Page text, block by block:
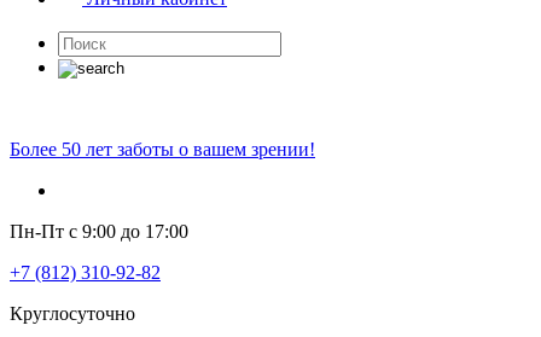
Более 50 лет заботы о вашем зрении!
Пн-Пт с 9:00 до 17:00
+7 (812) 310-92-82
Круглосуточно